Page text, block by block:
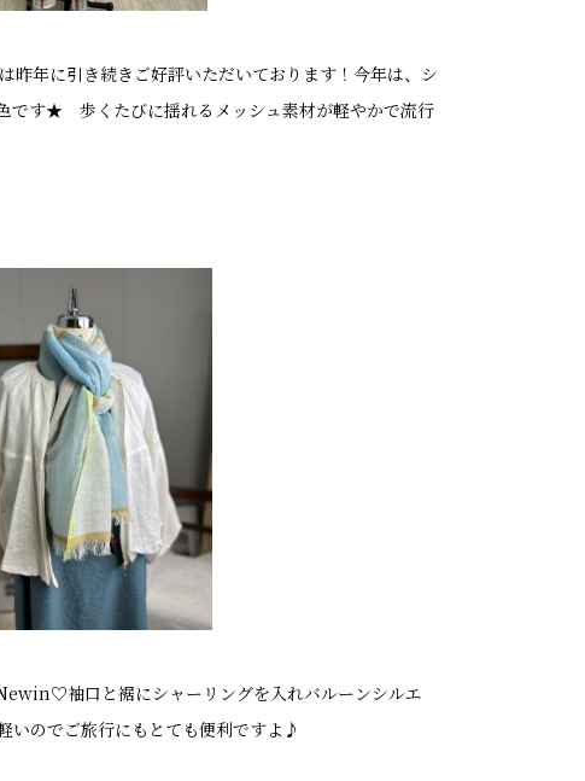
昨年に引き続きご好評いただいております！今年は、シ
です★ 歩くたびに揺れるメッシュ素材が軽やかで流行
袖口と裾にシャーリングを入れバルーンシルエ
いのでご旅行にもとても便利ですよ♪